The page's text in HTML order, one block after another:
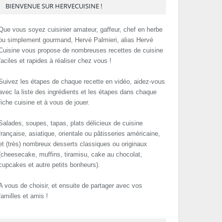
BIENVENUE SUR HERVECUISINE !
vous soyez cuisinier amateur, gaffeur, chef en herbe
simplement gourmand, Hervé Palmieri, alias Hervé
vous propose de nombreuses recettes de cuisine
et rapides à réaliser chez vous !
les étapes de chaque recette en vidéo, aidez-vous
la liste des ingrédients et les étapes dans chaque
cuisine et à vous de jouer.
soupes, tapas, plats délicieux de cuisine
asiatique, orientale ou pâtisseries américaine,
(très) nombreux desserts classiques ou originaux
muffins, tiramisu, cake au chocolat,
et autre petits bonheurs).
vous de choisir, et ensuite de partager avec vos
et amis !